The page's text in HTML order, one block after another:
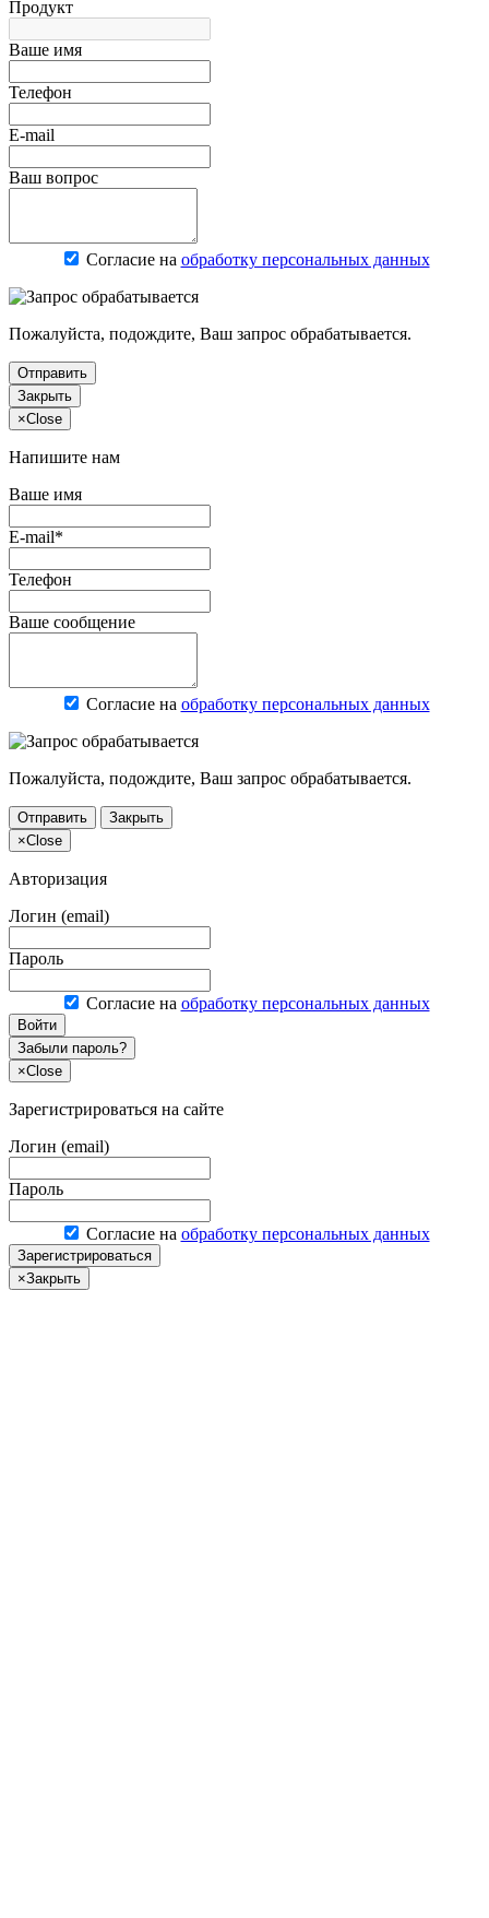
Продукт
Ваше имя
Телефон
E-mail
Ваш вопрос
Согласие на обработку персональных данных
Пожалуйста, подождите, Ваш запрос обрабатывается.
Отправить
Закрыть
×Close
Напишите нам
Ваше имя
E-mail*
Телефон
Ваше сообщение
Согласие на обработку персональных данных
Пожалуйста, подождите, Ваш запрос обрабатывается.
Отправить
Закрыть
×Close
Авторизация
Логин (email)
Пароль
Согласие на обработку персональных данных
Войти
Забыли пароль?
×Close
Зарегистрироваться на сайте
Логин (email)
Пароль
Согласие на обработку персональных данных
Зарегистрироваться
×Закрыть